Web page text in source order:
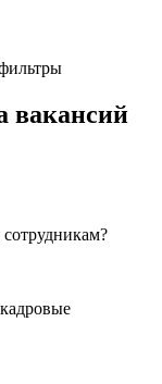
вакансий